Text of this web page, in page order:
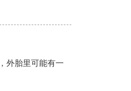
外胎里可能有一